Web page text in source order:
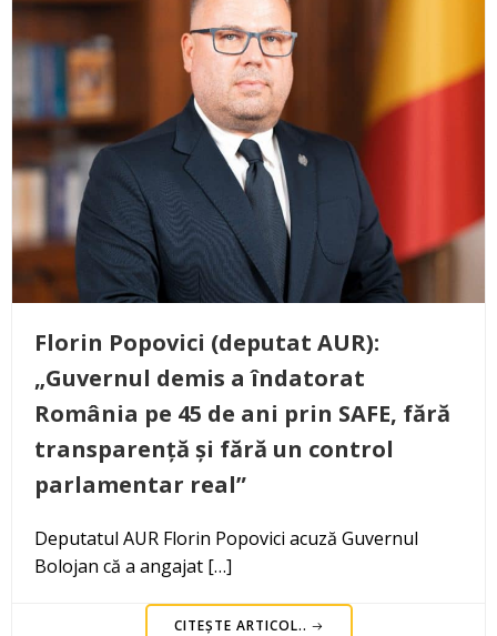
Florin Popovici (deputat AUR):
„Guvernul demis a îndatorat
România pe 45 de ani prin SAFE, fără
transparență și fără un control
parlamentar real”
Deputatul AUR Florin Popovici acuză Guvernul
Bolojan că a angajat […]
CITEȘTE ARTICOL..